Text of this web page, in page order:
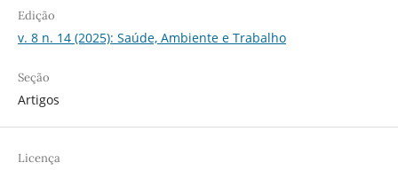
Edição
v. 8 n. 14 (2025): Saúde, Ambiente e Trabalho
Seção
Artigos
Licença